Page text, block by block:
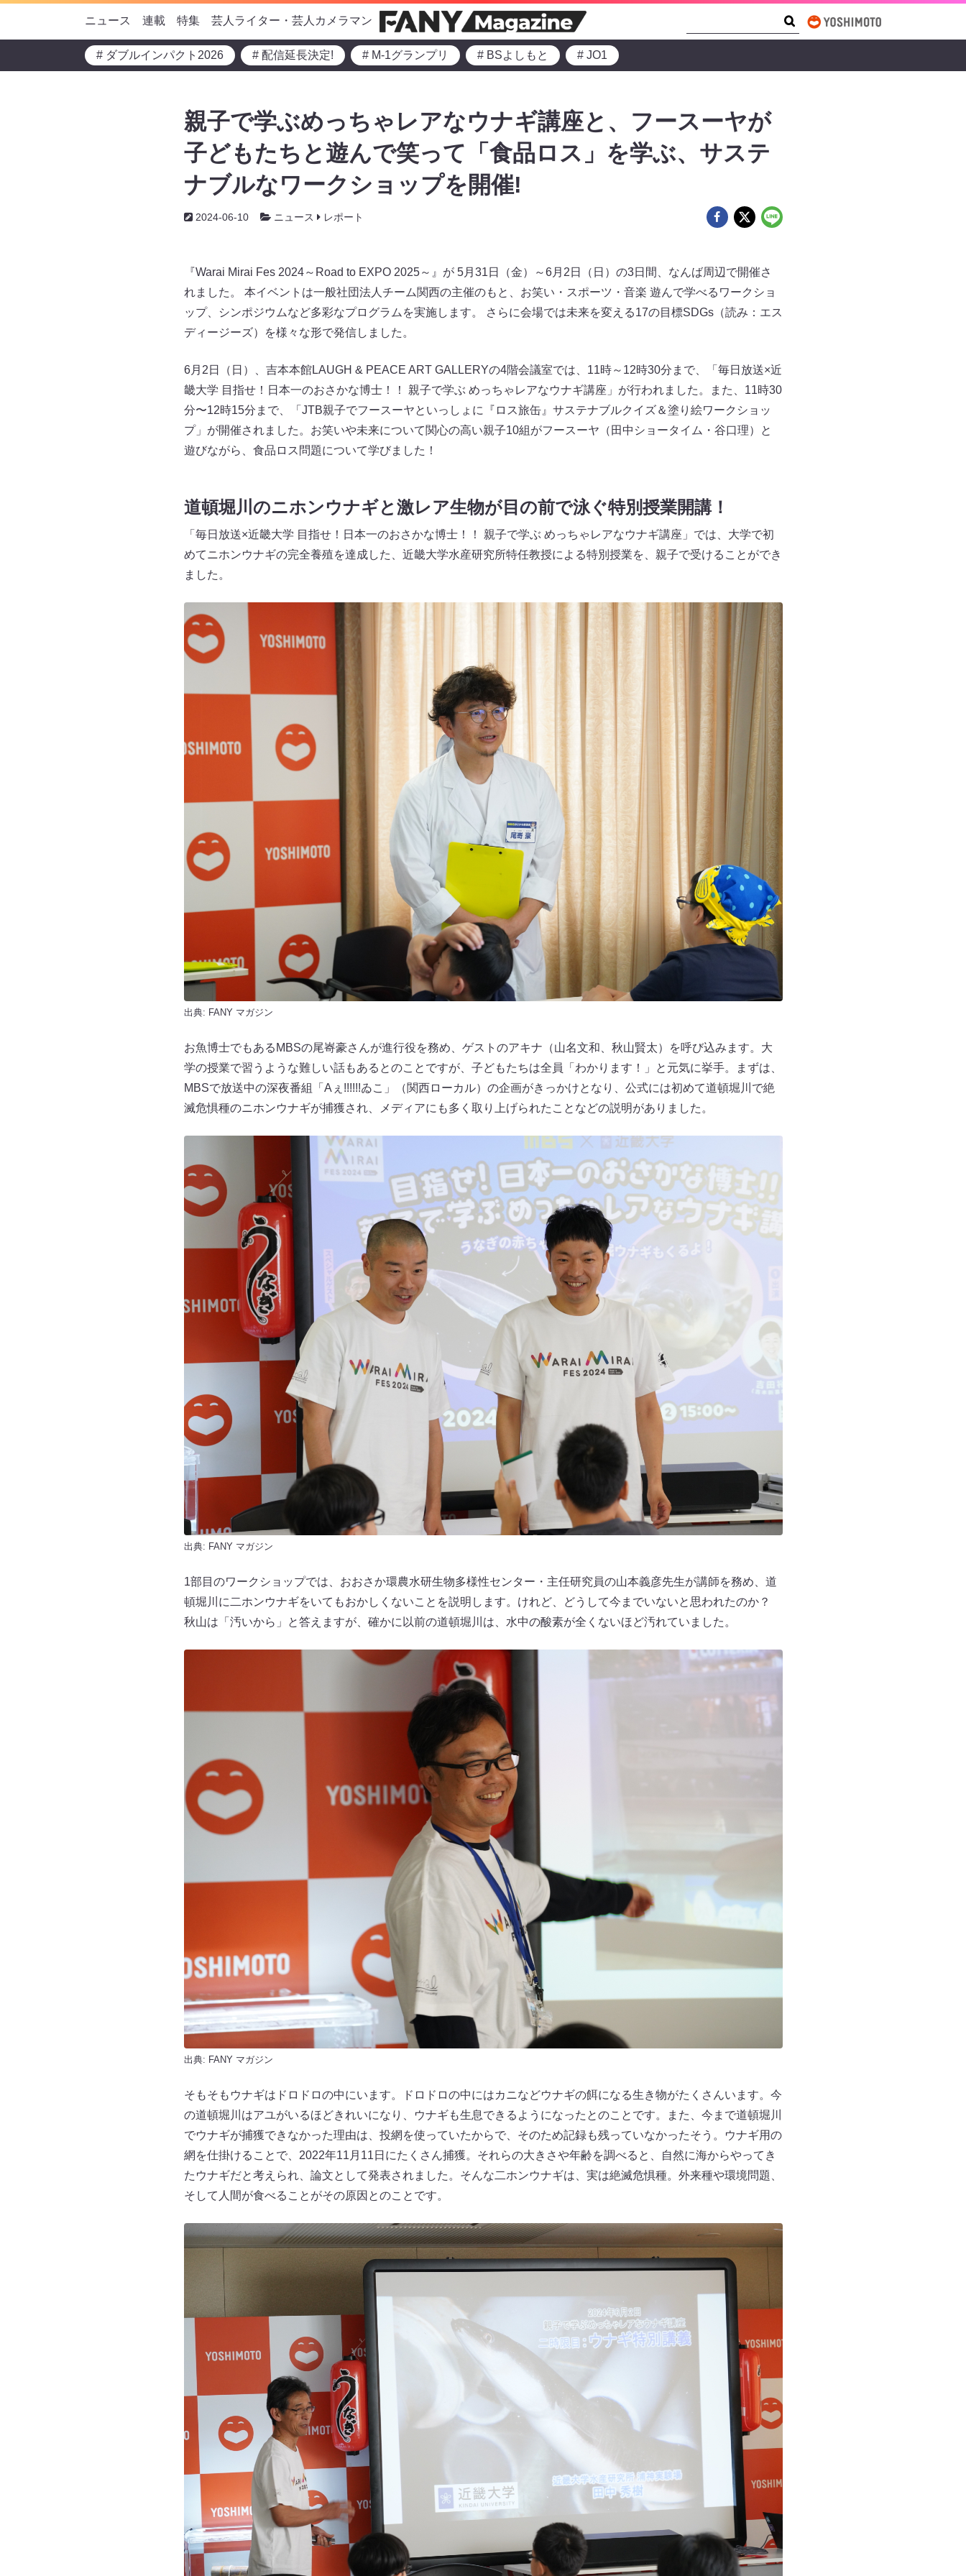
ニュース 連載 特集 芸人ライター・芸人カメラマン
# ダブルインパクト2026 # 配信延長決定! # M-1グランプリ # BSよしもと # JO1
親子で学ぶめっちゃレアなウナギ講座と、フースーヤが
子どもたちと遊んで笑って「食品ロス」を学ぶ、サステ
ナブルなワークショップを開催!
2024-06-10 ニュース レポート
『Warai Mirai Fes 2024～Road to EXPO 2025～』が 5月31日（金）～6月2日（日）の3日間、なんば周辺で開催さ
れました。 本イベントは一般社団法人チーム関西の主催のもと、お笑い・スポーツ・音楽 遊んで学べるワークショ
ップ、シンポジウムなど多彩なプログラムを実施します。 さらに会場では未来を変える17の目標SDGs（読み：エス
ディージーズ）を様々な形で発信しました。
6月2日（日）、吉本本館LAUGH & PEACE ART GALLERYの4階会議室では、11時～12時30分まで、「毎日放送×近
畿大学 目指せ！日本一のおさかな博士！！ 親子で学ぶ めっちゃレアなウナギ講座」が行われました。また、11時30
分〜12時15分まで、「JTB親子でフースーヤといっしょに『ロス旅缶』サステナブルクイズ＆塗り絵ワークショッ
プ」が開催されました。お笑いや未来について関心の高い親子10組がフースーヤ（田中ショータイム・谷口理）と
遊びながら、食品ロス問題について学びました！
道頓堀川のニホンウナギと激レア生物が目の前で泳ぐ特別授業開講！
「毎日放送×近畿大学 目指せ！日本一のおさかな博士！！ 親子で学ぶ めっちゃレアなウナギ講座」では、大学で初
めてニホンウナギの完全養殖を達成した、近畿大学水産研究所特任教授による特別授業を、親子で受けることができ
ました。
出典: FANY マガジン
お魚博士でもあるMBSの尾㟢豪さんが進行役を務め、ゲストのアキナ（山名文和、秋山賢太）を呼び込みます。大
学の授業で習うような難しい話もあるとのことですが、子どもたちは全員「わかります！」と元気に挙手。まずは、
MBSで放送中の深夜番組「Aぇ!!!!!!ゐこ」（関西ローカル）の企画がきっかけとなり、公式には初めて道頓堀川で絶
滅危惧種のニホンウナギが捕獲され、メディアにも多く取り上げられたことなどの説明がありました。
出典: FANY マガジン
1部目のワークショップでは、おおさか環農水研生物多様性センター・主任研究員の山本義彦先生が講師を務め、道
頓堀川に二ホンウナギをいてもおかしくないことを説明します。けれど、どうして今までいないと思われたのか？
秋山は「汚いから」と答えますが、確かに以前の道頓堀川は、水中の酸素が全くないほど汚れていました。
出典: FANY マガジン
そもそもウナギはドロドロの中にいます。ドロドロの中にはカニなどウナギの餌になる生き物がたくさんいます。今
の道頓堀川はアユがいるほどきれいになり、ウナギも生息できるようになったとのことです。また、今まで道頓堀川
でウナギが捕獲できなかった理由は、投網を使っていたからで、そのため記録も残っていなかったそう。ウナギ用の
網を仕掛けることで、2022年11月11日にたくさん捕獲。それらの大きさや年齢を調べると、自然に海からやってき
たウナギだと考えられ、論文として発表されました。そんな二ホンウナギは、実は絶滅危惧種。外来種や環境問題、
そして人間が食べることがその原因とのことです。